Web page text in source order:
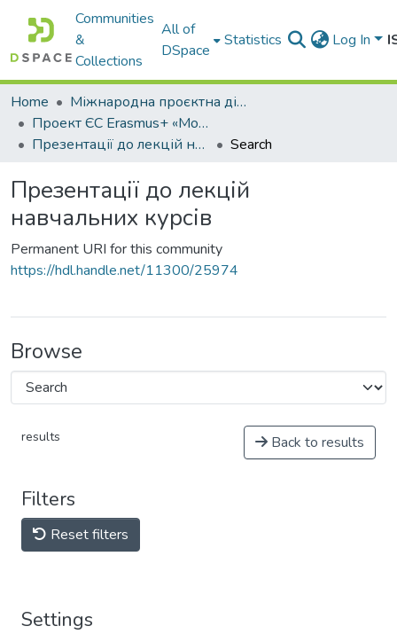
Communities
&
Collections
All of
DSpace
Statistics Log In
Home
Міжнародна проєктна діяльність
Проект ЄС Erasmus+ «Модернізація магістерських програм для майбутніх суддів, прокурорів, слідчих з урахуванням європейських стандартів з прав людини» (CRIMHUM) = Criminal Justice in Preparation of Future Judges, Prosecutors, Investigators With Respect to European Standard on Human Rights
Презентації до лекцій навчальних курсів
Search
Презентації до лекцій
навчальних курсів
Permanent URI for this community
https://hdl.handle.net/11300/25974
Browse
results Back to results
Filters
Reset filters
Settings